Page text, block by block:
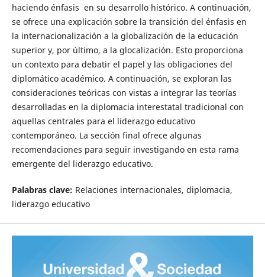
haciendo énfasis en su desarrollo histórico. A continuación,
se ofrece una explicación sobre la transición del énfasis en
la internacionalización a la globalización de la educación
superior y, por último, a la glocalización. Esto proporciona
un contexto para debatir el papel y las obligaciones del
diplomático académico. A continuación, se exploran las
consideraciones teóricas con vistas a integrar las teorías
desarrolladas en la diplomacia interestatal tradicional con
aquellas centrales para el liderazgo educativo
contemporáneo. La sección final ofrece algunas
recomendaciones para seguir investigando en esta rama
emergente del liderazgo educativo.
Palabras clave: Relaciones internacionales, diplomacia,
liderazgo educativo